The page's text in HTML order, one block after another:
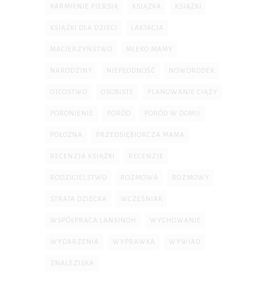
KARMIENIE PIERSIĄ KSIĄŻKA KSIĄŻKI
KSIĄŻKI DLA DZIECI LAKTACJA
MACIERZYŃSTWO MLEKO MAMY
NARODZINY NIEPŁODNOŚĆ NOWORODEK
OJCOSTWO OSOBISTE PLANOWANIE CIĄŻY
PORONIENIE PORÓD PORÓD W DOMU
POŁOŻNA PRZEDSIĘBIORCZA MAMA
RECENZJA KSIĄŻKI RECENZJE
RODZICIELSTWO ROZMOWA ROZMOWY
STRATA DZIECKA WCZEŚNIAK
WSPÓŁPRACA LANSINOH WYCHOWANIE
WYDARZENIA WYPRAWKA WYWIAD
ZNALEZISKA